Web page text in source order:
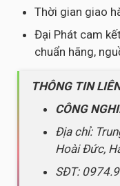
Thời gian giao
Đại Phát cam
chuẩn hãng,
THÔNG TIN
CÔNG
Địa chỉ:
Hoài Đức,
SĐT: